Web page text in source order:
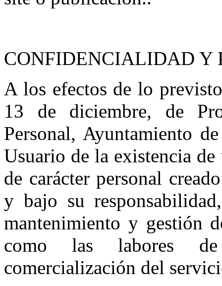
CONFIDENCIALIDAD Y
A los efectos de lo
13 de diciembre, de
Personal, Ayuntamiento
Usuario de la existencia
de carácter personal
y bajo su
mantenimiento y gestión
como las labores
comercialización del